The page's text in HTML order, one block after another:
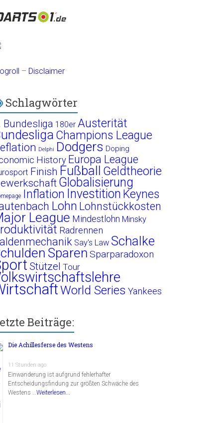
– Disclaimer
Schlagwörter
Bundesliga 180er Austerität
Champions League
Delphi Dodgers Doping
History Europa League
Finish Fußball Geldtheorie
Globalisierung
Inflation Investition Keynes
Lohn Lohnstückkosten
League Mindestlohn Minsky
Radrennen
Say's Law Schalke
Sparen Sparparadoxon
Stützel Tour
World Series Yankees
Beiträge:
Die Achillesferse des Westens
11 Stunden ago
Einwanderung ist aufgrund fehlerhafter
Entscheidungsfindung zur größten Schwäche des
Westens …Weiterlesen...